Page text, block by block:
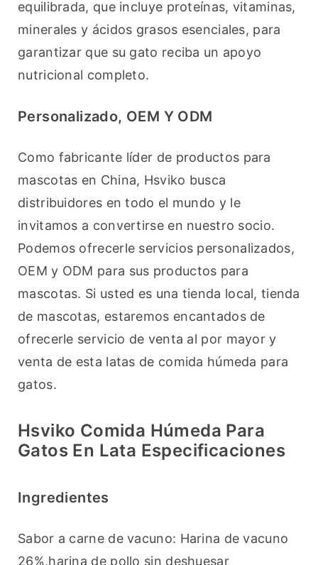
equilibrada, que incluye proteínas, vitaminas,
minerales y ácidos grasos esenciales, para
garantizar que su gato reciba un apoyo
nutricional completo.
Personalizado, OEM Y ODM
Como fabricante líder de productos para
mascotas en China, Hsviko busca
distribuidores en todo el mundo y le
invitamos a convertirse en nuestro socio.
Podemos ofrecerle servicios personalizados,
OEM y ODM para sus productos para
mascotas. Si usted es una tienda local, tienda
de mascotas, estaremos encantados de
ofrecerle servicio de venta al por mayor y
venta de esta latas de comida húmeda para
gatos.
Hsviko Comida Húmeda Para
Gatos En Lata Especificaciones
Ingredientes
Sabor a carne de vacuno: Harina de vacuno
26%,harina de pollo sin deshuesar